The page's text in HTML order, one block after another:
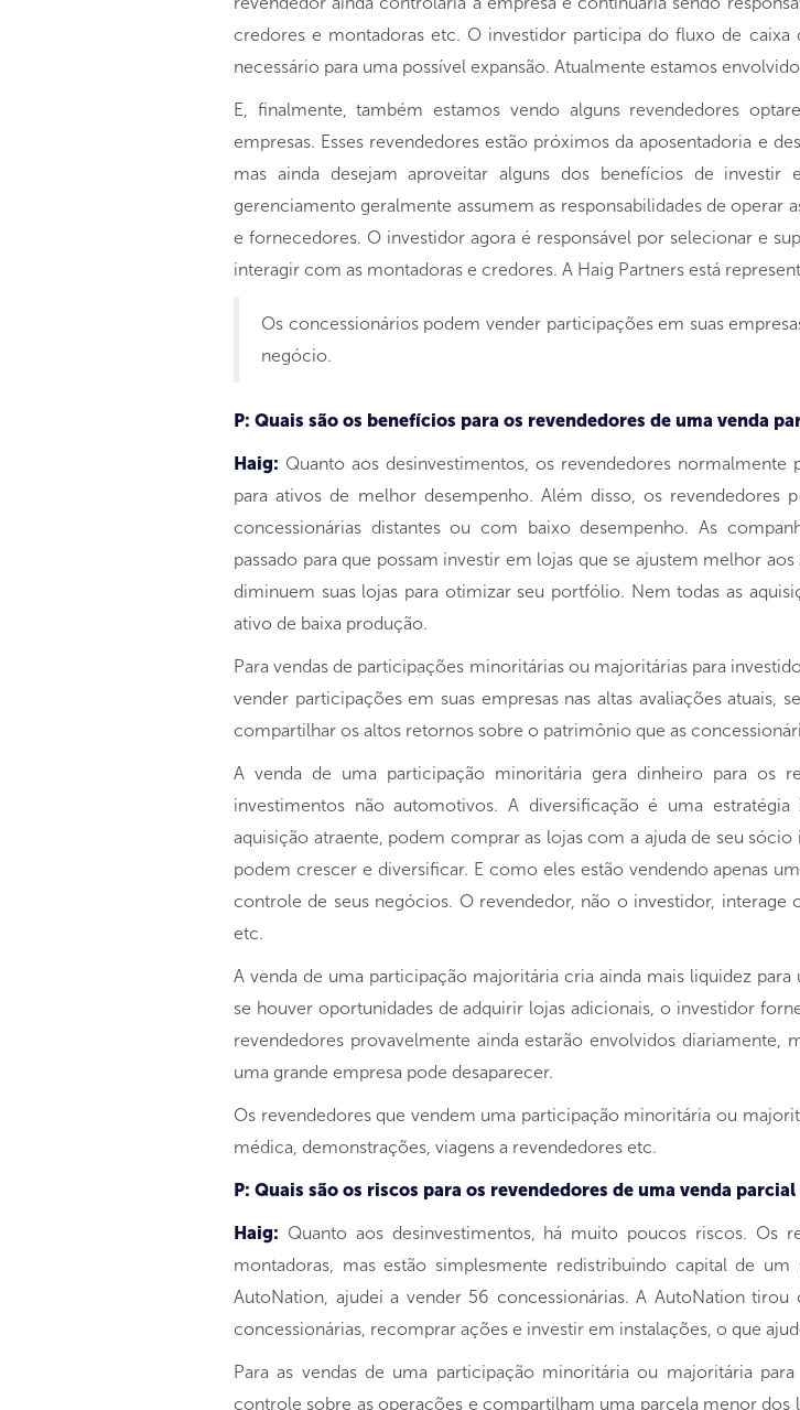
credores e montadoras etc. O investidor participa do fluxo de
necessário para uma possível expansão. Atualmente estamos
E, finalmente, também estamos vendo alguns revendedores
empresas. Esses revendedores estão próximos da aposentadoria e
mas ainda desejam aproveitar alguns dos benefícios de investir
gerenciamento geralmente assumem as responsabilidades de
e fornecedores. O investidor agora é responsável por selecionar e
interagir com as montadoras e credores. A Haig Partners está
Os concessionários podem vender participações em suas
negócio.
P: Quais são os benefícios para os revendedores de uma venda
Haig: Quanto aos desinvestimentos, os revendedores
para ativos de melhor desempenho. Além disso, os
concessionárias distantes ou com baixo desempenho. As
passado para que possam investir em lojas que se ajustem melhor
diminuem suas lojas para otimizar seu portfólio. Nem todas as
ativo de baixa produção.
Para vendas de participações minoritárias ou majoritárias para
vender participações em suas empresas nas altas avaliações
compartilhar os altos retornos sobre o patrimônio que as
A venda de uma participação minoritária gera dinheiro para os
investimentos não automotivos. A diversificação é uma
aquisição atraente, podem comprar as lojas com a ajuda de seu
podem crescer e diversificar. E como eles estão vendendo apenas
controle de seus negócios. O revendedor, não o investidor, interage
etc.
A venda de uma participação majoritária cria ainda mais liquidez
se houver oportunidades de adquirir lojas adicionais, o investidor
revendedores provavelmente ainda estarão envolvidos
uma grande empresa pode desaparecer.
Os revendedores que vendem uma participação minoritária ou
médica, demonstrações, viagens a revendedores etc.
P: Quais são os riscos para os revendedores de uma venda
Haig: Quanto aos desinvestimentos, há muito poucos riscos. Os
montadoras, mas estão simplesmente redistribuindo capital de
AutoNation, ajudei a vender 56 concessionárias. A AutoNation
concessionárias, recomprar ações e investir em instalações, o que
Para as vendas de uma participação minoritária ou majoritária
controle sobre as operações e compartilham uma parcela menor